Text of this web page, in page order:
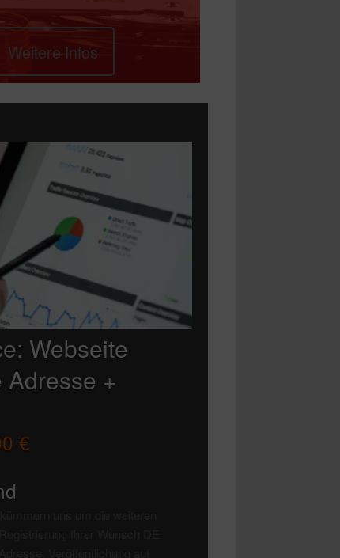
Weitere Infos
Webseite
Adresse +
€